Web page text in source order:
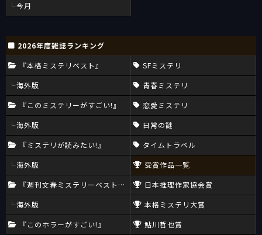
今月
2026年度雑誌ランキング
『本格ミステリベスト』
海外版
『このミステリーがすごい!』
海外版
『ミステリが読みたい!』
海外版
『週刊文春ミステリーベスト10』
海外版
『このホラーがすごい!』
SFミステリ
青春ミステリ
恋愛ミステリ
日常の謎
タイムトラベル
受賞作品一覧
日本推理作家協会賞
本格ミステリ大賞
鮎川哲也賞